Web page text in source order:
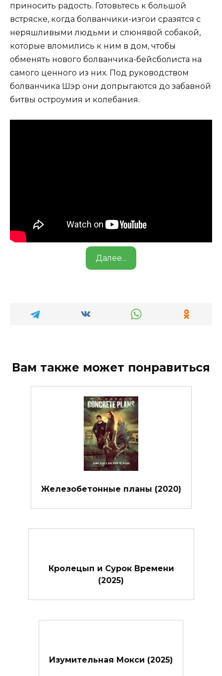
приносить радость. Готовьтесь к большой
встряске, когда болванчики-изгои сразятся с
неряшливыми людьми и слюнявой собакой,
которые вломились к ним в дом, чтобы
обменять нового болванчика-бейсболиста на
самого ценного из них. Под руководством
болванчика Шэр они допрыгаются до забавной
битвы остроумия и колебания.
Далее...
Вам также может понравиться
Железобетонные планы (2020)
Кролецып и Сурок Времени
(2025)
Изумительная Мокси (2025)